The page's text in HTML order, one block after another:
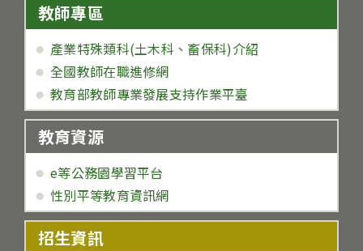
教師專區
產業特殊類科(土木科、畜保科)介紹
全國教師在職進修網
教育部教師專業發展支持作業平臺
教育資源
e等公務園學習平台
性別平等教育資訊網
招生資訊